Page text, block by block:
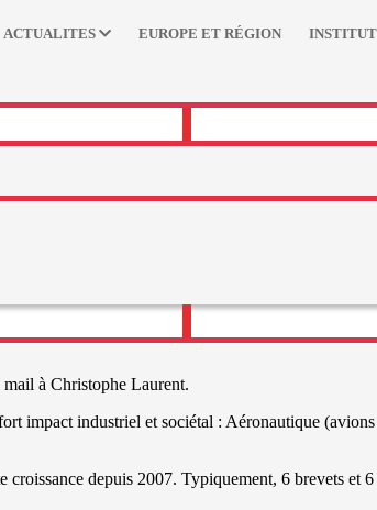
ACTUALITES EUROPE ET RÉGION
à Christophe Laurent.
impact industriel et sociétal : Aéronautique
depuis 2007. Typiquement, 6 brevets et